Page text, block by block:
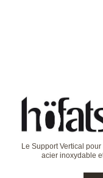
Le Support Vertical
acier inoxydable